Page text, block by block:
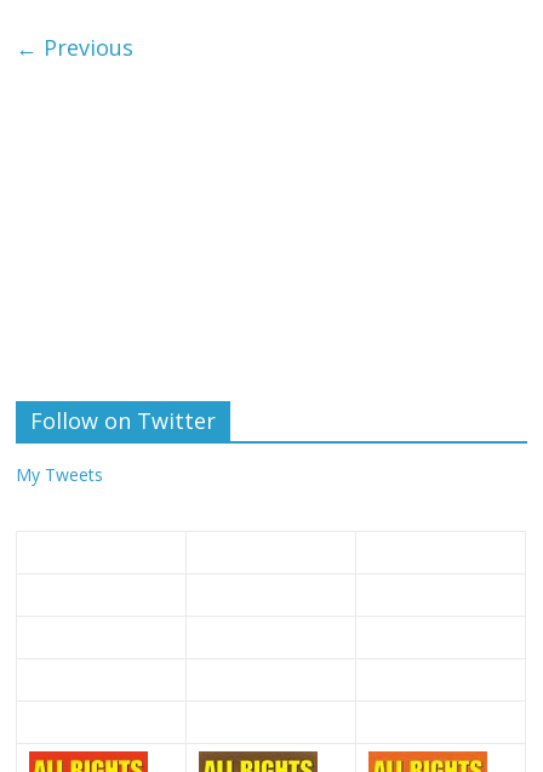
← Previous
Follow on Twitter
My Tweets